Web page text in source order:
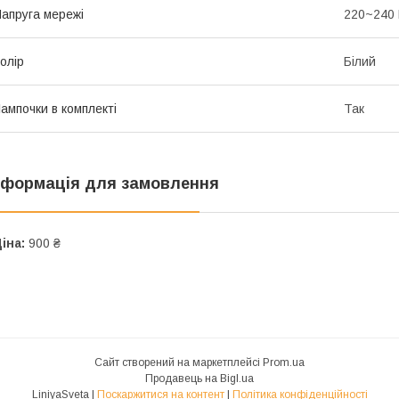
мережі 220~240
Білий
в комплекті Так
для замовлення
900 ₴
Сайт створений на маркетплейсі Prom.ua
Продавець на Bigl.ua
LiniyaSveta | Поскаржитися на контент | Політика конфіденційності